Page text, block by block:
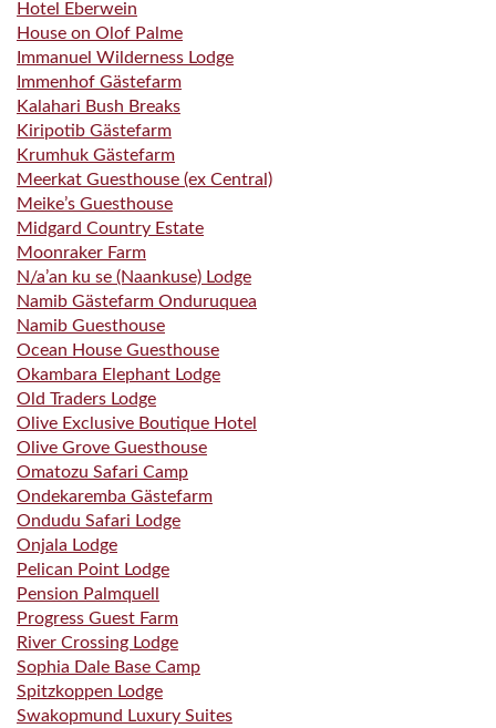
Hotel Eberwein
House on Olof Palme
Immanuel Wilderness Lodge
Immenhof Gästefarm
Kalahari Bush Breaks
Kiripotib Gästefarm
Krumhuk Gästefarm
Meerkat Guesthouse (ex Central)
Meike’s Guesthouse
Midgard Country Estate
Moonraker Farm
N/a’an ku se (Naankuse) Lodge
Namib Gästefarm Onduruquea
Namib Guesthouse
Ocean House Guesthouse
Okambara Elephant Lodge
Old Traders Lodge
Olive Exclusive Boutique Hotel
Olive Grove Guesthouse
Omatozu Safari Camp
Ondekaremba Gästefarm
Ondudu Safari Lodge
Onjala Lodge
Pelican Point Lodge
Pension Palmquell
Progress Guest Farm
River Crossing Lodge
Sophia Dale Base Camp
Spitzkoppen Lodge
Swakopmund Luxury Suites